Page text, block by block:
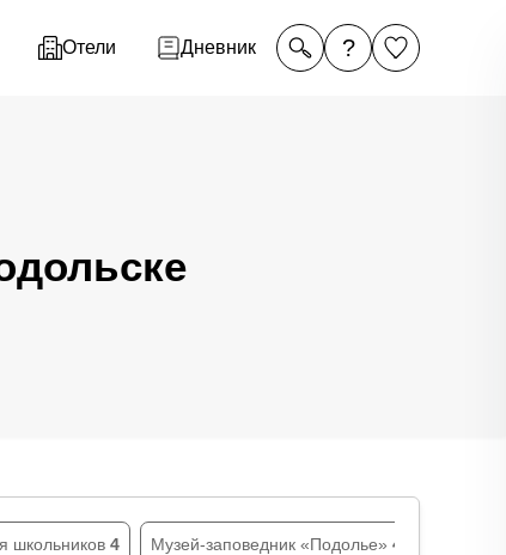
Отели Дневник ?
школьников 4 Музей-заповедник «Подолье» 4